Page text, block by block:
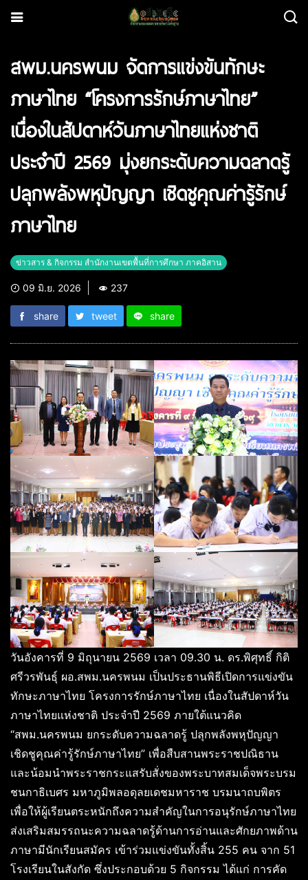
สพม.นครพนม จัดการแข่งขันทักษะ
ภาษาไทย “โครงการรักษ์ภาษาไทย”
เนื่องในสัปดาห์วันภาษาไทยแห่งชาติ
ประจำปี 2569 มุ่งยกระดับความฉลาดรู้
ปลุกพลังพหุปัญญา เชิดชูคุณค่ารู้รักษ์
ภาษาไทย
ข่าวสาร & กิจกรรม สำนักงานเขตพื้นที่การศึกษา ภาคอิสาน
09 มิ.ย. 2026 237
share tweet share
วันอังคารที่ 9 มิถุนายน 2569 เวลา 09.30 น. ดร.พิศุทธิ์ กิติ
ศรีวรพันธ์ุ ผอ.สพม.นครพนม เป็นประธานพิธีเปิดการแข่งขัน
ทักษะภาษาไทย โครงการรักษ์ภาษาไทย เนื่องในสัปดาห์วัน
ภาษาไทยแห่งชาติ ประจำปี 2569 ภายใต้แนวคิด
“สพม.นครพนม ยกระดับความฉลาดรู้ ปลุกพลังพหุปัญญา
เชิดชูคุณค่ารู้รักษ์ภาษาไทย” เพื่อสืบสานพระราชปณิธาน
และน้อมนำพระราชกระแสรับสั่งของพระบาทสมเด็จพระบรม
ชนกาธิเบศร มหาภูมิพลอดุลยเดชมหาราช บรมนาถบพิตร
เพื่อให้ผู้เรียนตระหนักถึงความสำคัญในการอนุรักษ์ภาษาไทย
ส่งเสริมสมรรถนะความฉลาดรู้ด้านการอ่านและศักยภาพด้าน
ภาษามีนักเรียนสมัคร เข้าร่วมแข่งขันทั้งสิ้น 255 คน จาก 51
โรงเรียนในสังกัด ซึ่งประกอบด้วย 5 กิจกรรม ได้แก่ การคัด